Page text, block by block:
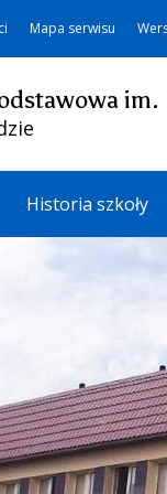
Mapa serwisu
Historia szkoły